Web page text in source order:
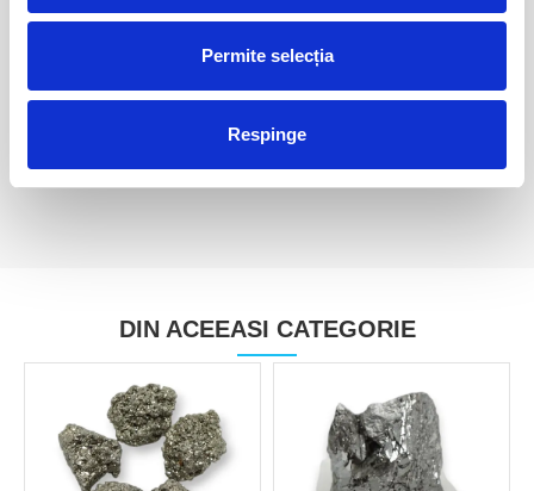
Permite selecția
Respinge
DIN ACEEASI CATEGORIE